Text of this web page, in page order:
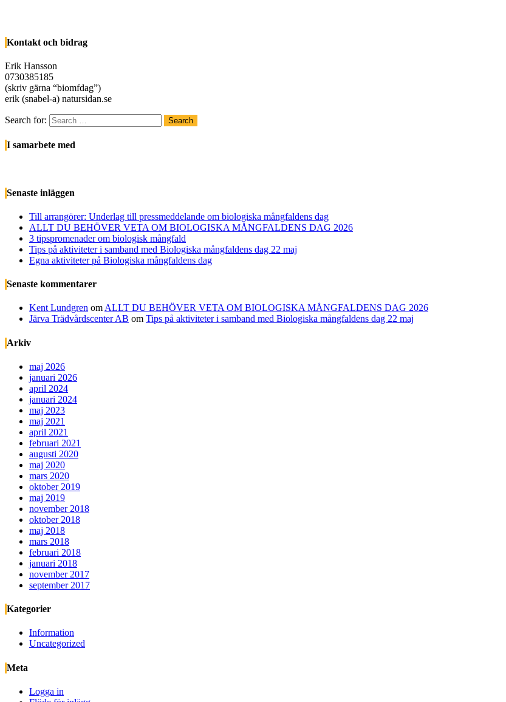
Kontakt och bidrag
Erik Hansson
0730385185
(skriv gärna “biomfdag”)
erik (snabel-a) natursidan.se
Search for: Search
I samarbete med
Senaste inläggen
Till arrangörer: Underlag till pressmeddelande om biologiska mångfaldens dag
ALLT DU BEHÖVER VETA OM BIOLOGISKA MÅNGFALDENS DAG 2026
3 tipspromenader om biologisk mångfald
Tips på aktiviteter i samband med Biologiska mångfaldens dag 22 maj
Egna aktiviteter på Biologiska mångfaldens dag
Senaste kommentarer
Kent Lundgren om ALLT DU BEHÖVER VETA OM BIOLOGISKA MÅNGFALDENS DAG 2026
Järva Trädvårdscenter AB om Tips på aktiviteter i samband med Biologiska mångfaldens dag 22 maj
Arkiv
maj 2026
januari 2026
april 2024
januari 2024
maj 2023
maj 2021
april 2021
februari 2021
augusti 2020
maj 2020
mars 2020
oktober 2019
maj 2019
november 2018
oktober 2018
maj 2018
mars 2018
februari 2018
januari 2018
november 2017
september 2017
Kategorier
Information
Uncategorized
Meta
Logga in